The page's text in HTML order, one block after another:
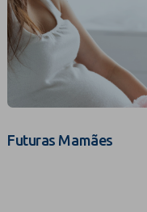
Futuras Mamães